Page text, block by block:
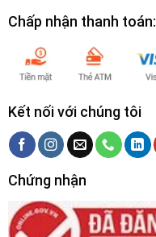
Chấp nhận thanh toán:
Kết nối với chúng tôi
Chứng nhận